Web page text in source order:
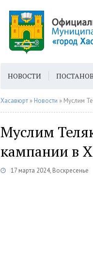
НОВОСТИ
ГОРОДСКАЯ СРЕДА
Хасавюрт » Новости » Муслим
Муслим
кампании в
17 марта 2024, Воскресенье